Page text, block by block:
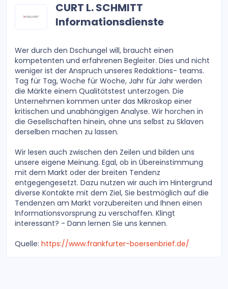
CURT L. SCHMITT
Informationsdienste
Wer durch den Dschungel will, braucht einen
kompetenten und erfahrenen Begleiter. Dies und nicht
weniger ist der Anspruch unseres Redaktions- teams.
Tag für Tag, Woche für Woche, Jahr für Jahr werden
die Märkte einem Qualitätstest unterzogen. Die
Unternehmen kommen unter das Mikroskop einer
kritischen und unabhängigen Analyse. Wir horchen in
die Gesellschaften hinein, ohne uns selbst zu Sklaven
derselben machen zu lassen.
Wir lesen auch zwischen den Zeilen und bilden uns
unsere eigene Meinung. Egal, ob in Übereinstimmung
mit dem Markt oder der breiten Tendenz
entgegengesetzt. Dazu nutzen wir auch im Hintergrund
diverse Kontakte mit dem Ziel, Sie bestmöglich auf die
Tendenzen am Markt vorzubereiten und Ihnen einen
Informationsvorsprung zu verschaffen. Klingt
interessant? - Dann lernen Sie uns kennen.
Quelle: https://www.frankfurter-boersenbrief.de/